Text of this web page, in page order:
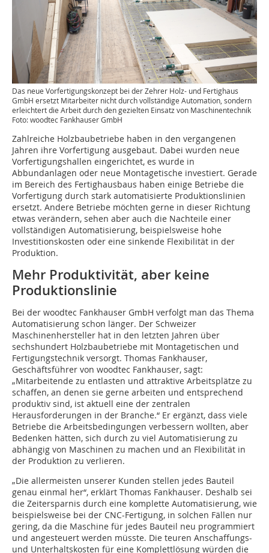
Das neue Vorfertigungskonzept bei der Zehrer Holz- und Fertighaus
GmbH ersetzt Mitarbeiter nicht durch vollständige Automation, sondern
erleichtert die Arbeit durch den gezielten Einsatz von Maschinentechnik
Foto: woodtec Fankhauser GmbH
Zahlreiche Holzbaubetriebe haben in den vergangenen
Jahren ihre Vorfertigung ausgebaut. Dabei wurden neue
Vorfertigungshallen eingerichtet, es wurde in
Abbundanlagen oder neue Montagetische investiert. Gerade
im Bereich des Fertighausbaus haben einige Betriebe die
Vorfertigung durch stark automatisierte Produktionslinien
ersetzt. Andere Betriebe möchten gerne in dieser Richtung
etwas verändern, sehen aber auch die Nachteile einer
vollständigen Automatisierung, beispielsweise hohe
Investitionskosten oder eine sinkende Flexibilität in der
Produktion.
Mehr Produktivität, aber keine
Produktionslinie
Bei der woodtec Fankhauser GmbH verfolgt man das Thema
Automatisierung schon länger. Der Schweizer
Maschinenhersteller hat in den letzten Jahren über
sechshundert Holzbaubetriebe mit Montagetischen und
Fertigungstechnik versorgt. Thomas Fankhauser,
Geschäftsführer von woodtec Fankhauser, sagt:
„Mitarbeitende zu entlasten und attraktive Arbeitsplätze zu
schaffen, an denen sie gerne arbeiten und entsprechend
produktiv sind, ist aktuell eine der zentralen
Herausforderungen in der Branche.“ Er ergänzt, dass viele
Betriebe die Arbeitsbedingungen verbessern wollten, aber
Bedenken hätten, sich durch zu viel Automatisierung zu
abhängig von Maschinen zu machen und an Flexibilität in
der Produktion zu verlieren.
„Die allermeisten unserer Kunden stellen jedes Bauteil
genau einmal her“, erklärt Thomas Fankhauser. Deshalb sei
die Zeitersparnis durch eine komplette Automatisierung, wie
beispielsweise bei der CNC-Fertigung, in solchen Fällen nur
gering, da die Maschine für jedes Bauteil neu programmiert
und angesteuert werden müsste. Die teuren Anschaffungs-
und Unterhaltskosten für eine Komplettlösung würden die